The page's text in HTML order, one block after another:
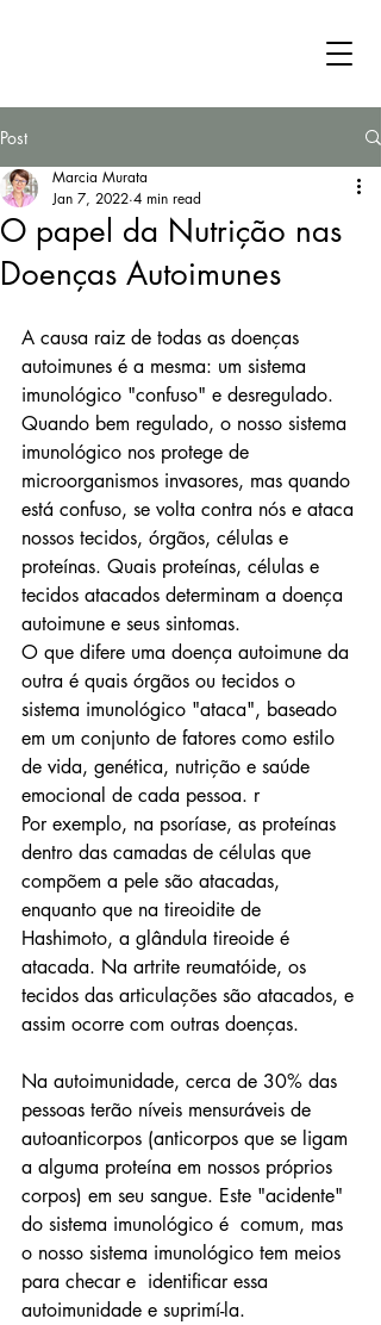
Post
O papel da Nutrição nas
Doenças Autoimunes
Marcia Murata
Jan 7, 2022 4 min read
A causa raiz de todas as doenças
autoimunes é a mesma: um sistema
imunológico "confuso" e desregulado.
Quando bem regulado, o nosso sistema
imunológico nos protege de
microorganismos invasores, mas quando
está confuso, se volta contra nós e ataca
nossos tecidos, órgãos, células e
proteínas. Quais proteínas, células e
tecidos atacados determinam a doença
autoimune e seus sintomas.
O que difere uma doença autoimune da
outra é quais órgãos ou tecidos o
sistema imunológico "ataca", baseado
em um conjunto de fatores como estilo
de vida, genética, nutrição e saúde
emocional de cada pessoa. r
Por exemplo, na psoríase, as proteínas
dentro das camadas de células que
compõem a pele são atacadas,
enquanto que na tireoidite de
Hashimoto, a glândula tireoide é
atacada. Na artrite reumatóide, os
tecidos das articulações são atacados, e
assim ocorre com outras doenças.
Na autoimunidade, cerca de 30% das
pessoas terão níveis mensuráveis ​​de
autoanticorpos (anticorpos que se ligam
a alguma proteína em nossos próprios
corpos) em seu sangue. Este "acidente"
do sistema imunológico é  comum, mas
o nosso sistema imunológico tem meios
para checar e  identificar essa
autoimunidade e suprimí-la.